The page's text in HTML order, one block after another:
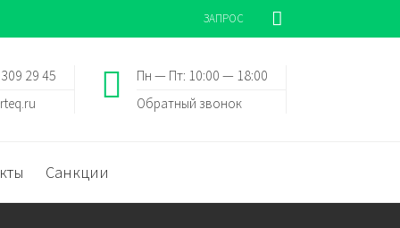
ЗАПРОС
Пн — Пт: 10:00 — 18:00
Обратный звонок
29 45
Санкции